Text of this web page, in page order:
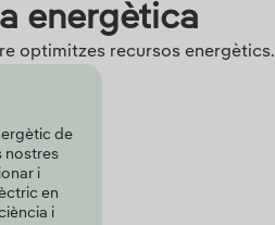
energètica
optimitzes recursos energètics.
de
nostres
i
en
i